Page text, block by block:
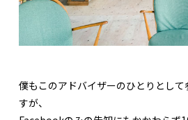
僕もこのアドバイザーのひとりとし
すが、